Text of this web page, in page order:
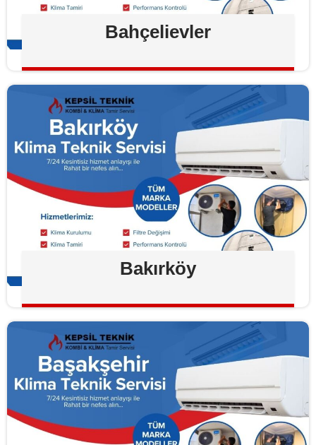
Bahçelievler
Bakırköy